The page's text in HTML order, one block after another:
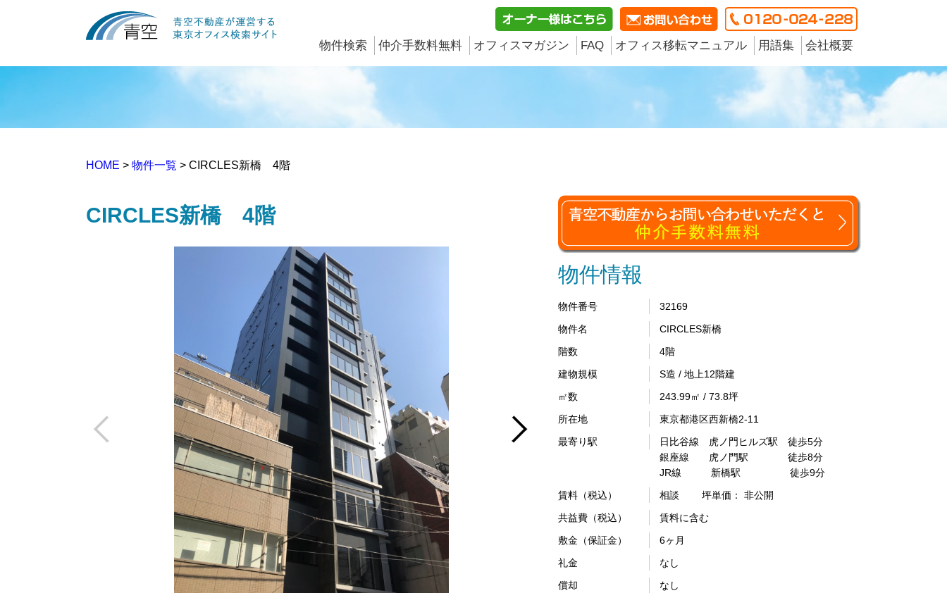
物件検索 仲介手数料無料 オフィスマガジン FAQ オフィス移転マニュアル 用語集 会社概要
HOME > 物件一覧 > CIRCLES新橋 4階
CIRCLES新橋 4階
物件情報
物件番号
32169
物件名
CIRCLES新橋
階数
4階
建物規模
S造 / 地上12階建
㎡数
243.99㎡ / 73.8坪
所在地
東京都港区西新橋2-11
最寄り駅
日比谷線 虎ノ門ヒルズ駅 徒歩5分
銀座線 虎ノ門駅 徒歩8分
JR線 新橋駅 徒歩9分
賃料（税込）
相談
坪単価： 非公開
共益費（税込）
賃料に含む
敷金（保証金）
6ヶ月
礼金
なし
償却
なし